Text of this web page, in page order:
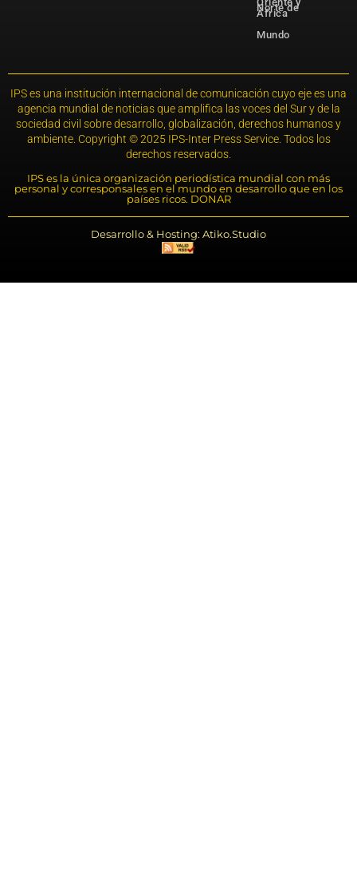
Norte de
África
Mundo
IPS es una institución internacional de comunicación cuyo eje es una
agencia mundial de noticias que amplifica las voces del Sur y de la
sociedad civil sobre desarrollo, globalización, derechos humanos y
ambiente. Copyright © 2025 IPS-Inter Press Service. Todos los
derechos reservados.
IPS es la única organización periodística mundial con más
personal y corresponsales en el mundo en desarrollo que en los
países ricos. DONAR
Desarrollo & Hosting: Atiko.Studio